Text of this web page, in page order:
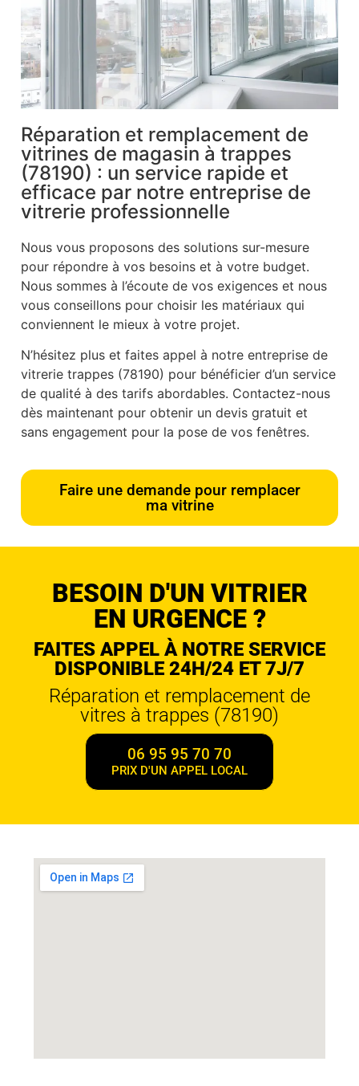
Réparation et remplacement de
vitrines de magasin à trappes
(78190) : un service rapide et
efficace par notre entreprise de
vitrerie professionnelle
Nous vous proposons des solutions sur-mesure
pour répondre à vos besoins et à votre budget.
Nous sommes à l’écoute de vos exigences et nous
vous conseillons pour choisir les matériaux qui
conviennent le mieux à votre projet.
N’hésitez plus et faites appel à notre entreprise de
vitrerie trappes (78190) pour bénéficier d’un service
de qualité à des tarifs abordables. Contactez-nous
dès maintenant pour obtenir un devis gratuit et
sans engagement pour la pose de vos fenêtres.
Faire une demande pour remplacer
ma vitrine
BESOIN D'UN VITRIER
EN URGENCE ?
FAITES APPEL À NOTRE SERVICE
DISPONIBLE 24H/24 ET 7J/7
Réparation et remplacement de
vitres à trappes (78190)
06 95 95 70 70
PRIX D'UN APPEL LOCAL